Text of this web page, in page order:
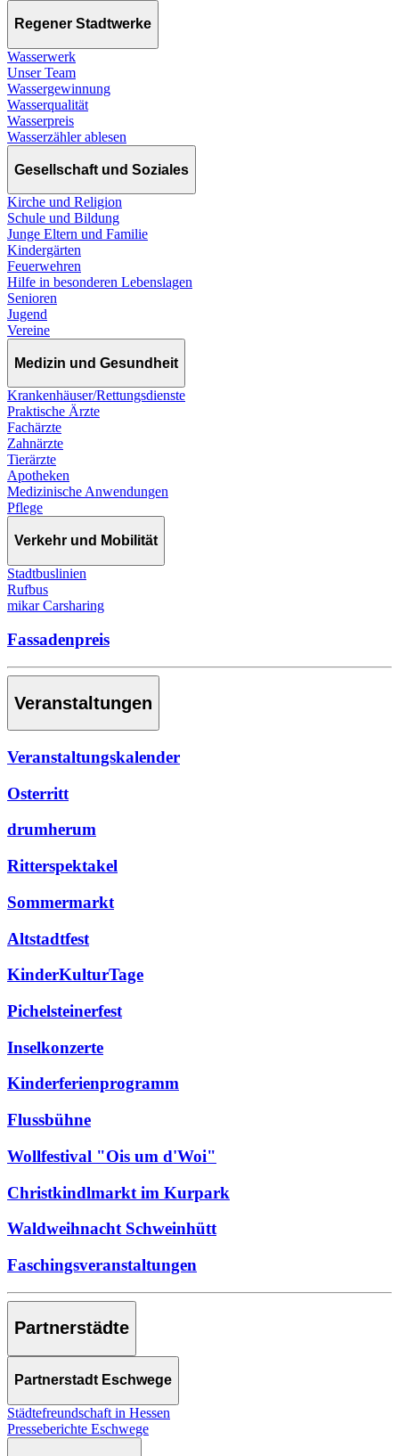
Regener Stadtwerke
Wasserwerk
Unser Team
Wassergewinnung
Wasserqualität
Wasserpreis
Wasserzähler ablesen
Gesellschaft und Soziales
Kirche und Religion
Schule und Bildung
Junge Eltern und Familie
Kindergärten
Feuerwehren
Hilfe in besonderen Lebenslagen
Senioren
Jugend
Vereine
Medizin und Gesundheit
Krankenhäuser/Rettungsdienste
Praktische Ärzte
Fachärzte
Zahnärzte
Tierärzte
Apotheken
Medizinische Anwendungen
Pflege
Verkehr und Mobilität
Stadtbuslinien
Rufbus
mikar Carsharing
Fassadenpreis
Veranstaltungen
Veranstaltungskalender
Osterritt
drumherum
Ritterspektakel
Sommermarkt
Altstadtfest
KinderKulturTage
Pichelsteinerfest
Inselkonzerte
Kinderferienprogramm
Flussbühne
Wollfestival "Ois um d'Woi"
Christkindlmarkt im Kurpark
Waldweihnacht Schweinhütt
Faschingsveranstaltungen
Partnerstädte
Partnerstadt Eschwege
Städtefreundschaft in Hessen
Presseberichte Eschwege